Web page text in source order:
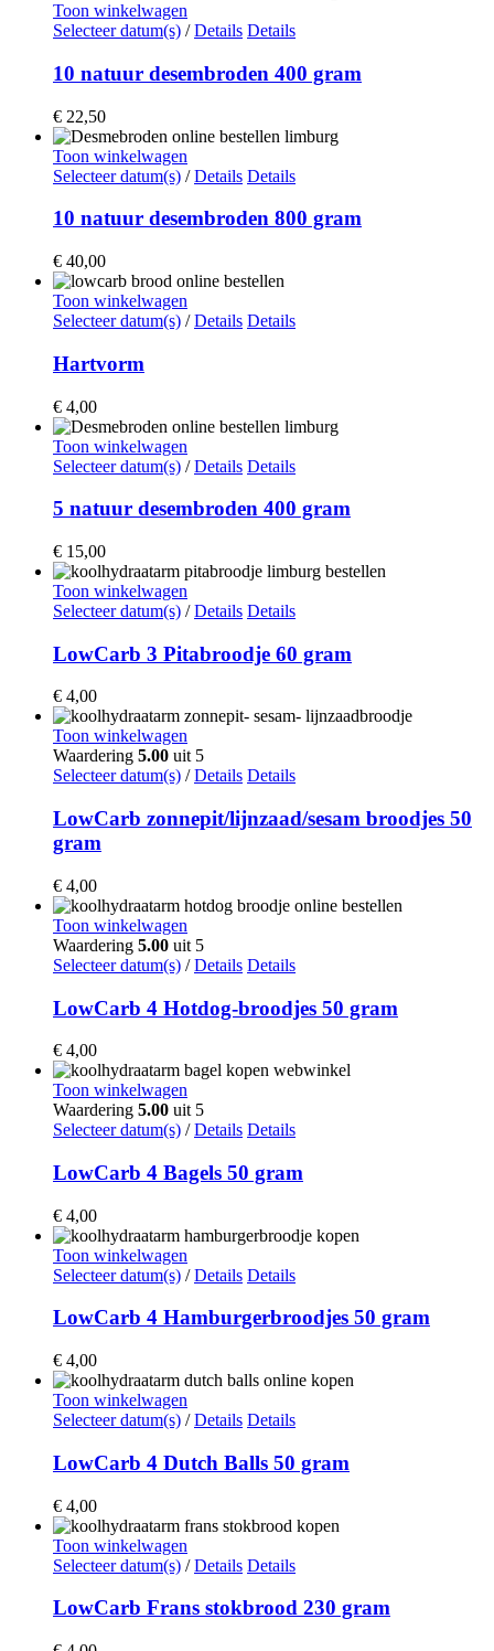
Toon winkelwagen
Selecteer datum(s) / Details Details
10 natuur desembroden 400 gram
€ 22,50
Toon winkelwagen
Selecteer datum(s) / Details Details
10 natuur desembroden 800 gram
€ 40,00
Toon winkelwagen
Selecteer datum(s) / Details Details
Hartvorm
€ 4,00
Toon winkelwagen
Selecteer datum(s) / Details Details
5 natuur desembroden 400 gram
€ 15,00
Toon winkelwagen
Selecteer datum(s) / Details Details
LowCarb 3 Pitabroodje 60 gram
€ 4,00
Toon winkelwagen
Waardering 5.00 uit 5
Selecteer datum(s) / Details Details
LowCarb zonnepit/lijnzaad/sesam broodjes 50
gram
€ 4,00
Toon winkelwagen
Waardering 5.00 uit 5
Selecteer datum(s) / Details Details
LowCarb 4 Hotdog-broodjes 50 gram
€ 4,00
Toon winkelwagen
Waardering 5.00 uit 5
Selecteer datum(s) / Details Details
LowCarb 4 Bagels 50 gram
€ 4,00
Toon winkelwagen
Selecteer datum(s) / Details Details
LowCarb 4 Hamburgerbroodjes 50 gram
€ 4,00
Toon winkelwagen
Selecteer datum(s) / Details Details
LowCarb 4 Dutch Balls 50 gram
€ 4,00
Toon winkelwagen
Selecteer datum(s) / Details Details
LowCarb Frans stokbrood 230 gram